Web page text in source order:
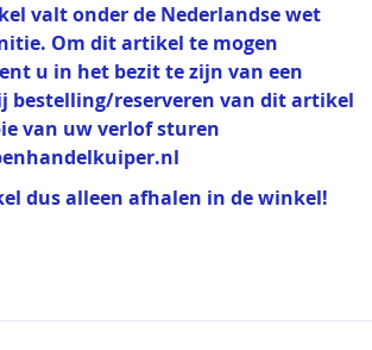
valt onder de Nederlandse wet
Om dit artikel te mogen
u in het bezit te zijn van een
bestelling/reserveren van dit artikel
van uw verlof sturen
dus alleen afhalen in de winkel!